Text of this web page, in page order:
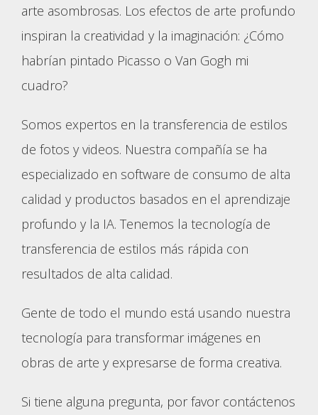
arte asombrosas. Los efectos de arte profundo
inspiran la creatividad y la imaginación: ¿Cómo
habrían pintado Picasso o Van Gogh mi
cuadro?
Somos expertos en la transferencia de estilos
de fotos y videos. Nuestra compañía se ha
especializado en software de consumo de alta
calidad y productos basados en el aprendizaje
profundo y la IA. Tenemos la tecnología de
transferencia de estilos más rápida con
resultados de alta calidad.
Gente de todo el mundo está usando nuestra
tecnología para transformar imágenes en
obras de arte y expresarse de forma creativa.
Si tiene alguna pregunta, por favor contáctenos